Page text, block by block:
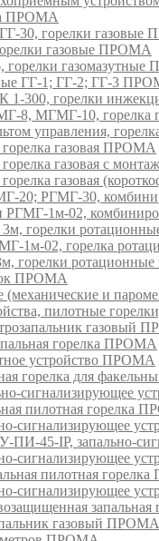
ПРОМА
30, горелки
газовые ПРОМА
ГГ-1; ГГ-2; ГГ-3
1-300, горелки
8, МГМГ-10, горелка
управления,
газовая ПРОМА
газовая с
газовая
20; РГМГ-30,
1м-02,
горелки
1м-02, горелка
горелки
ПРОМА
(механические и
пилотные
газовый
горелка ПРОМА
устройство ПРОМА
горелка для
сигнализирующее
пилотная горелка
сигнализирующее
45-IP, запально-
сигнализирующее
пилотная
сигнализирующее
газовый ПРОМА